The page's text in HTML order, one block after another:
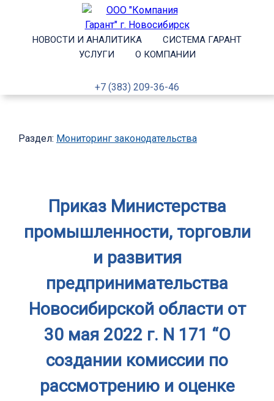
НОВОСТИ И АНАЛИТИКА
СИСТЕМА ГАРАНТ
УСЛУГИ
О КОМПАНИИ
+7 (383) 209-36-46
Раздел: Мониторинг законодательства
Приказ Министерства
промышленности, торговли
и развития
предпринимательства
Новосибирской области от
30 мая 2022 г. N 171 “О
создании комиссии по
рассмотрению и оценке